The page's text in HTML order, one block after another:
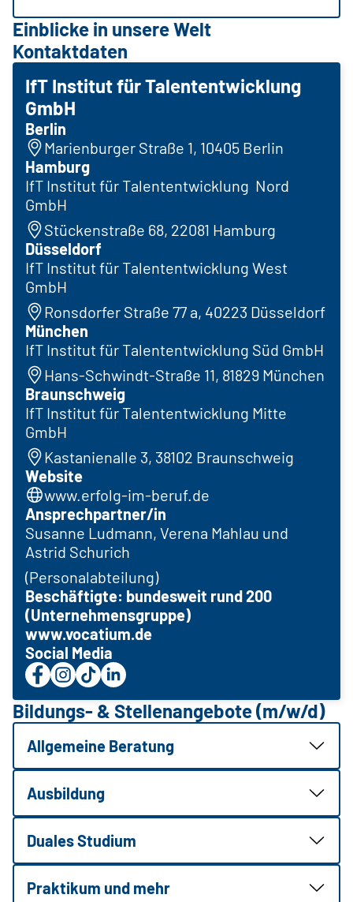
Einblicke in unsere Welt
Kontaktdaten
IfT Institut für Talententwicklung
GmbH
Berlin
Marienburger Straße 1, 10405 Berlin
Hamburg
IfT Institut für Talententwicklung Nord
GmbH
Stückenstraße 68, 22081 Hamburg
Düsseldorf
IfT Institut für Talententwicklung West
GmbH
Ronsdorfer Straße 77 a, 40223 Düsseldorf
München
IfT Institut für Talententwicklung Süd GmbH
Hans-Schwindt-Straße 11, 81829 München
Braunschweig
IfT Institut für Talententwicklung Mitte
GmbH
Kastanienalle 3, 38102 Braunschweig
Website
www.erfolg-im-beruf.de
Ansprechpartner/in
Susanne Ludmann, Verena Mahlau und
Astrid Schurich
(Personalabteilung)
Beschäftigte: bundesweit rund 200
(Unternehmensgruppe)
www.vocatium.de
Social Media
Bildungs- & Stellenangebote (m/w/d)
Allgemeine Beratung
Ausbildung
Duales Studium
Praktikum und mehr